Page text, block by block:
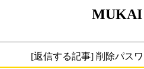
MUKAI
[返信する記事] 削除パス